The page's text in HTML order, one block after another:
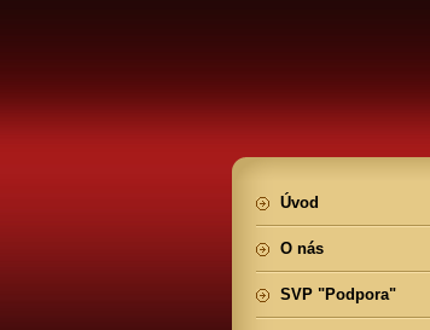
Úvod
O nás
SVP "Podpora"